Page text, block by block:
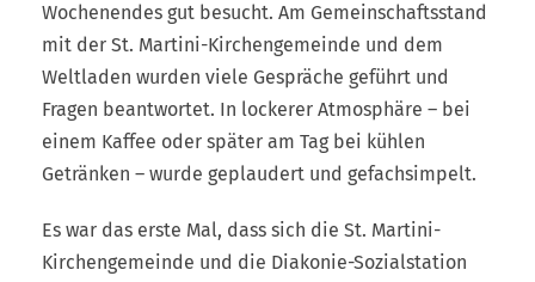
Wochenendes gut besucht. Am Gemeinschaftsstand
mit der St. Martini-Kirchengemeinde und dem
Weltladen wurden viele Gespräche geführt und
Fragen beantwortet. In lockerer Atmosphäre – bei
einem Kaffee oder später am Tag bei kühlen
Getränken – wurde geplaudert und gefachsimpelt.
Es war das erste Mal, dass sich die St. Martini-
Kirchengemeinde und die Diakonie-Sozialstation